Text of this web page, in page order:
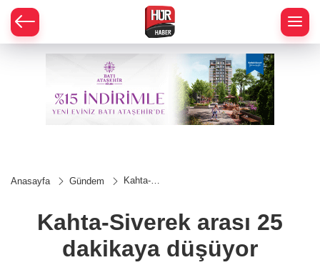
Anasayfa Gündem
Kahta-
dakikaya
düşüyor
Kahta-Siverek arası 25
dakikaya düşüyor